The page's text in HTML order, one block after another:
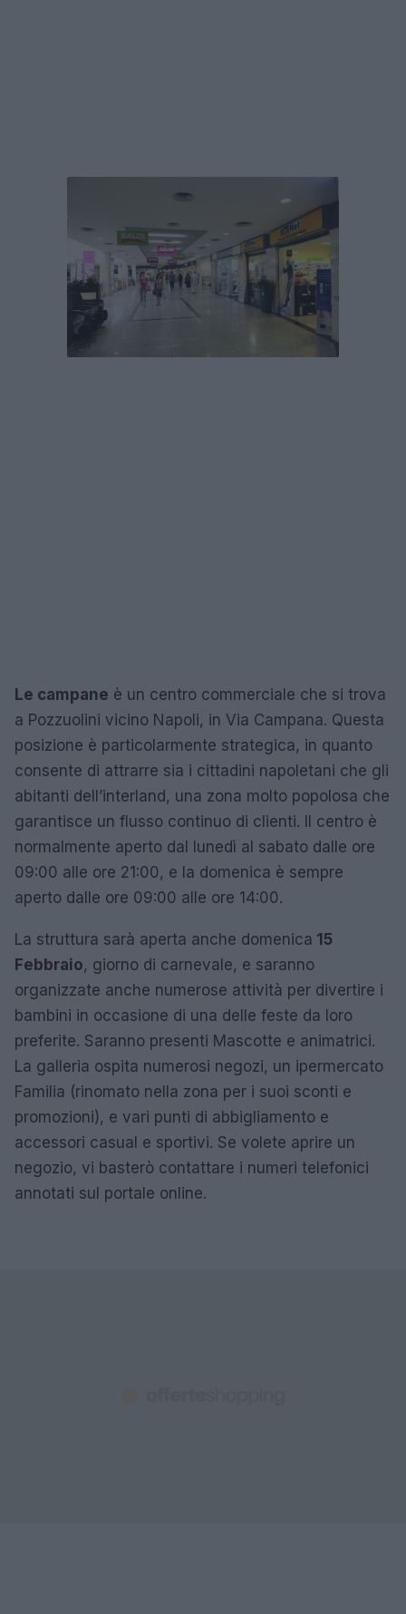
Le campane è un centro commerciale che si trova
a Pozzuolini vicino Napoli, in Via Campana. Questa
posizione è particolarmente strategica, in quanto
consente di attrarre sia i cittadini napoletani che gli
abitanti dell’interland, una zona molto popolosa che
garantisce un flusso continuo di clienti. Il centro è
normalmente aperto dal lunedì al sabato dalle ore
09:00 alle ore 21:00, e la domenica è sempre
aperto dalle ore 09:00 alle ore 14:00.
La struttura sarà aperta anche domenica 15
Febbraio, giorno di carnevale, e saranno
organizzate anche numerose attività per divertire i
bambini in occasione di una delle feste da loro
preferite. Saranno presenti Mascotte e animatrici.
La galleria ospita numerosi negozi, un ipermercato
Familia (rinomato nella zona per i suoi sconti e
promozioni), e vari punti di abbigliamento e
accessori casual e sportivi. Se volete aprire un
negozio, vi basterò contattare i numeri telefonici
annotati sul portale online.